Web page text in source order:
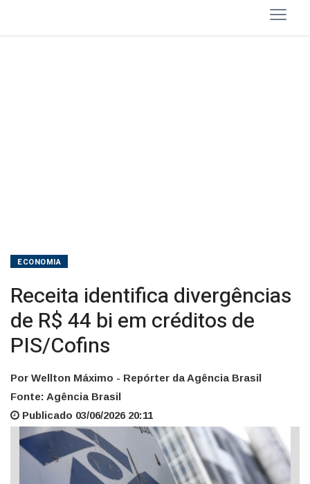
ECONOMIA
Receita identifica divergências
de R$ 44 bi em créditos de
PIS/Cofins
Por Wellton Máximo - Repórter da Agência Brasil
Fonte: Agência Brasil
Publicado 03/06/2026 20:11